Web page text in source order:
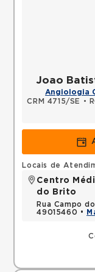
Joao
Angiologia
CRM 4715/SE
•
Locais de
Centro
do Brito
Rua Campo
49015460 •